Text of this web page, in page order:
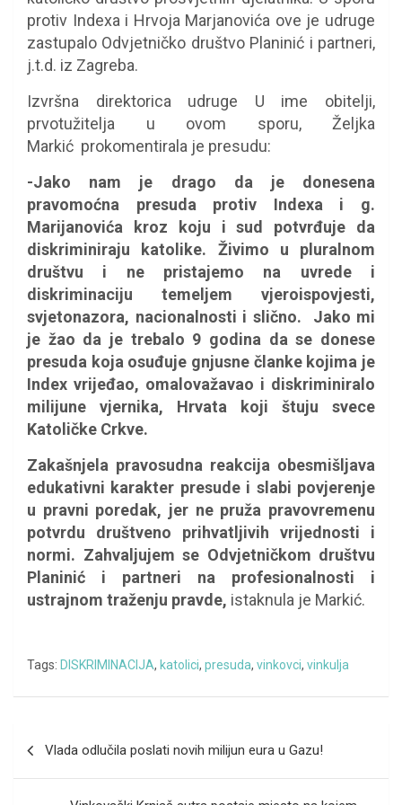
protiv Indexa i Hrvoja Marjanovića ove je udruge
zastupalo Odvjetničko društvo Planinić i partneri,
j.t.d. iz Zagreba.
Izvršna direktorica udruge U ime obitelji,
prvotužitelja u ovom sporu, Željka
Markić prokomentirala je presudu:
-Jako nam je drago da je donesena
pravomoćna presuda protiv Indexa i g.
Marijanovića kroz koju i sud potvrđuje da
diskriminiraju katolike. Živimo u pluralnom
društvu i ne pristajemo na uvrede i
diskriminaciju temeljem vjeroispovjesti,
svjetonazora, nacionalnosti i slično. Jako mi
je žao da je trebalo 9 godina da se donese
presuda koja osuđuje gnjusne članke kojima je
Index vrijeđao, omalovažavao i diskriminiralo
milijune vjernika, Hrvata koji štuju svece
Katoličke Crkve.
Zakašnjela pravosudna reakcija obesmišljava
edukativni karakter presude i slabi povjerenje
u pravni poredak, jer ne pruža pravovremenu
potvrdu društveno prihvatljivih vrijednosti i
normi. Zahvaljujem se Odvjetničkom društvu
Planinić i partneri na profesionalnosti i
ustrajnom traženju pravde, istaknula je Markić.
Tags: DISKRIMINACIJA, katolici, presuda, vinkovci, vinkulja
Vlada odlučila poslati novih milijun eura u Gazu!